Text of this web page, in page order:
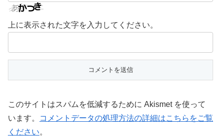
上に表示された文字を入力してください。
このサイトはスパムを低減するために Akismet を使って
います。
コメントデータの処理方法の詳細はこちらをご覧
ください。